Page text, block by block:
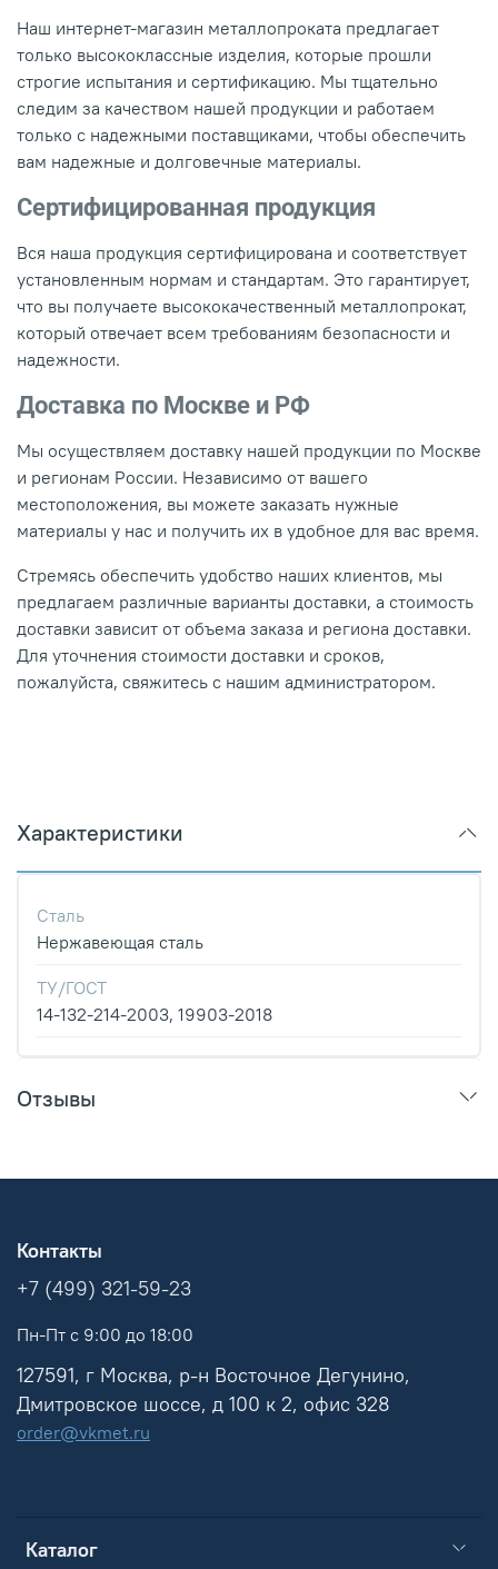
Наш интернет-магазин металлопроката предлагает
только высококлассные изделия, которые прошли
строгие испытания и сертификацию. Мы тщательно
следим за качеством нашей продукции и работаем
только с надежными поставщиками, чтобы обеспечить
вам надежные и долговечные материалы.
Сертифицированная продукция
Вся наша продукция сертифицирована и соответствует
установленным нормам и стандартам. Это гарантирует,
что вы получаете высококачественный металлопрокат,
который отвечает всем требованиям безопасности и
надежности.
Доставка по Москве и РФ
Мы осуществляем доставку нашей продукции по Москве
и регионам России. Независимо от вашего
местоположения, вы можете заказать нужные
материалы у нас и получить их в удобное для вас время.
Стремясь обеспечить удобство наших клиентов, мы
предлагаем различные варианты доставки, а стоимость
доставки зависит от объема заказа и региона доставки.
Для уточнения стоимости доставки и сроков,
пожалуйста, свяжитесь с нашим администратором.
Характеристики
Сталь
Нержавеющая сталь
ТУ/ГОСТ
14-132-214-2003, 19903-2018
Отзывы
Каталог
Контакты
+7 (499) 321-59-23
Пн-Пт с 9:00 до 18:00
127591, г Москва, р-н Восточное Дегунино,
Дмитровское шоссе, д 100 к 2, офис 328
order@vkmet.ru